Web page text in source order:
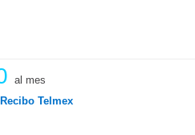
al mes
Telmex